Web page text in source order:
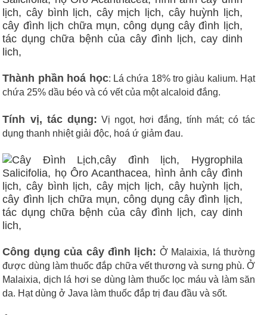
Thành phần hoá học: Lá chứa 18% tro giàu kalium. Hạt
chứa 25% dầu béo và có vết của một alcaloid đắng.
Tính vị, tác dụng: Vị ngọt, hơi đắng, tính mát; có tác
dụng thanh nhiệt giải độc, hoá ứ giảm đau.
Công dụng của cây đình lịch: Ở Malaixia, lá thường
được dùng làm thuốc đắp chữa vết thương và sưng phù. Ở
Malaixia, dịch lá hơi se dùng làm thuốc lọc máu và làm săn
da. Hạt dùng ở Java làm thuốc đắp trị đau đầu và sốt.